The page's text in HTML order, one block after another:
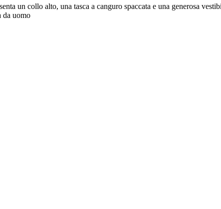
un collo alto, una tasca a canguro spaccata e una generosa
da uomo